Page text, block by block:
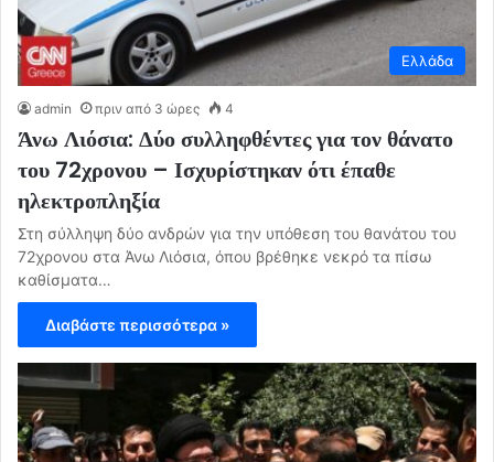
Ελλάδα
admin πριν από 3 ώρες 4
Άνω Λιόσια: Δύο συλληφθέντες για τον θάνατο
του 72χρονου – Ισχυρίστηκαν ότι έπαθε
ηλεκτροπληξία
Στη σύλληψη δύο ανδρών για την υπόθεση του θανάτου του
72χρονου στα Άνω Λιόσια, όπου βρέθηκε νεκρό τα πίσω
καθίσματα…
Διαβάστε περισσότερα »